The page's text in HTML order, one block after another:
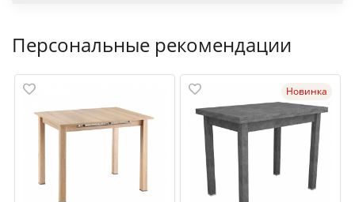
Персональные рекомендации
Новинка